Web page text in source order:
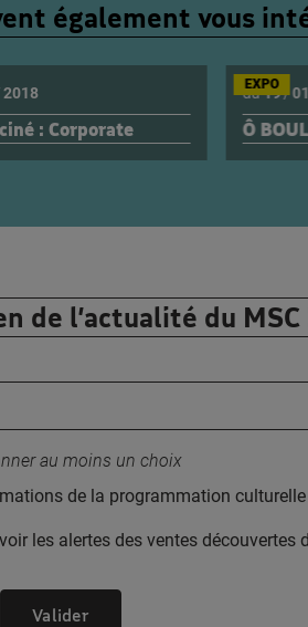
également vous
: Corporate
2018
Ô
du19/01
EXPO
de l’actualité du MSC
au moins un choix
de la programmation
les alertes des ventes découvertes
Valider